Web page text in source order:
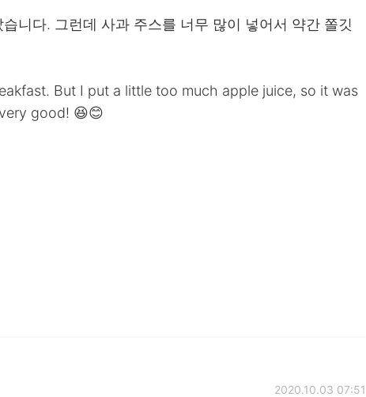
니다. 그런데 사과 주스를 너무 많이 넣어서 약간 쫄깃
But I put a little too much apple juice, so it was
good! 😆😊
2020.10.03 07:51